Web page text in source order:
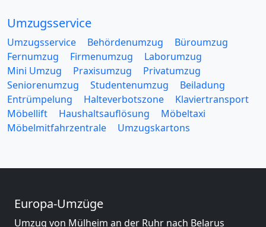
Umzugsservice
Umzugsservice Behördenumzug
Büroumzug
Fernumzug
Firmenumzug
Laborumzug
Mini Umzug
Praxisumzug
Privatumzug
Seniorenumzug
Studentenumzug
Beiladung
Entrümpelung
Halteverbotszone
Klaviertransport
Möbellift
Haushaltsauflösung
Möbeltaxi
Möbelmitfahrzentrale
Umzugskartons
Europa-Umzüge
Umzug von Mülheim an der Ruhr nach Belarus